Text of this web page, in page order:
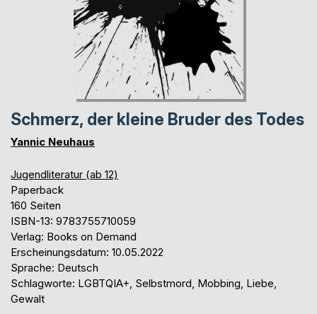
Schmerz, der kleine Bruder des Todes
Yannic Neuhaus
Jugendliteratur (ab 12)
Paperback
160 Seiten
ISBN-13: 9783755710059
Verlag: Books on Demand
Erscheinungsdatum: 10.05.2022
Sprache: Deutsch
Schlagworte: LGBTQIA+, Selbstmord, Mobbing, Liebe,
Gewalt